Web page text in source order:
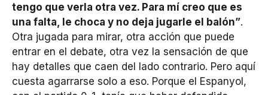
tengo que verla otra vez. Para mí creo que es
una falta, le choca y no deja jugarle el balón”.
Otra jugada para mirar, otra acción que puede
entrar en el debate, otra vez la sensación de que
hay detalles que caen del lado contrario. Pero aquí
cuesta agarrarse solo a eso. Porque el Espanyol,